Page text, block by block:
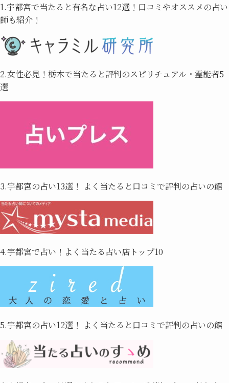
1.宇都宮で当たると有名な占い12選！口コミやオススメの占い
師も紹介！
2.女性必見！栃木で当たると評判のスピリチュアル・霊能者5
選
3.宇都宮の占い13選！ よく当たると口コミで評判の占いの館
4.宇都宮で占い！よく当たる占い店トップ10
5.宇都宮の占い12選！ よく当たると口コミで評判の占いの館